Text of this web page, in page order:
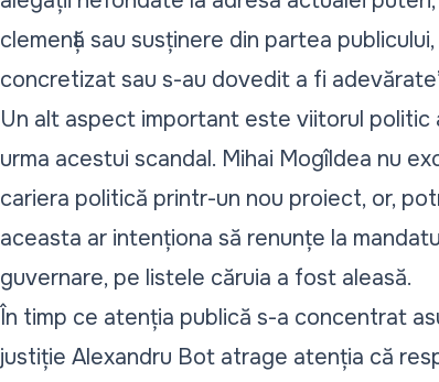
clemență sau susținere din partea
concretizat sau s-au dovedit a fi
Un alt aspect important este viitorul politic
urma acestui scandal. Mihai Mogîldea nu
cariera politică printr-un nou proiect, or,
aceasta ar intenționa să renunțe la
guvernare, pe listele căruia a fost aleasă.
În timp ce atenția publică s-a concentrat
justiție Alexandru Bot atrage atenția că